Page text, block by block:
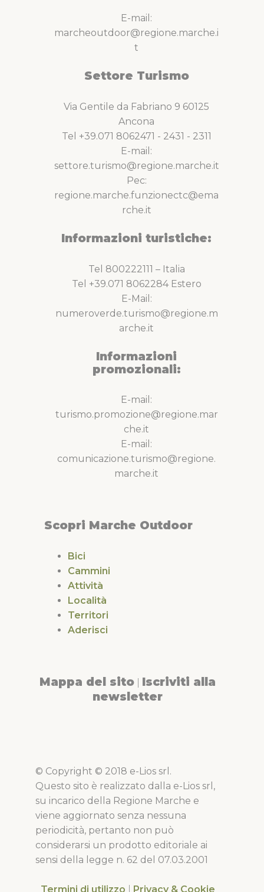
E-mail:
marcheoutdoor@regione.marche.i
t
Settore Turismo
Via Gentile da Fabriano 9 60125
Ancona
Tel +39.071 8062471 - 2431 - 2311
E-mail:
settore.turismo@regione.marche.it
Pec:
regione.marche.funzionectc@ema
rche.it
Informazioni turistiche:
Tel 800222111 – Italia
Tel +39.071 8062284 Estero
E-Mail:
numeroverde.turismo@regione.m
arche.it
Informazioni
promozionali:
E-mail:
turismo.promozione@regione.mar
che.it
E-mail:
comunicazione.turismo@regione.
marche.it
Scopri Marche Outdoor
Bici
Cammini
Attività
Località
Territori
Aderisci
Mappa del sito Iscriviti alla
newsletter
© Copyright © 2018 e-Lios srl.
Questo sito è realizzato dalla e-Lios srl,
su incarico della Regione Marche e
viene aggiornato senza nessuna
periodicità, pertanto non può
considerarsi un prodotto editoriale ai
sensi della legge n. 62 del 07.03.2001
Termini di utilizzo Privacy & Cookie